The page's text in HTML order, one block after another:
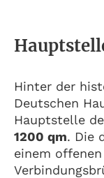
Hinter der
Deutschen
Hauptstelle
1200 qm. Die
einem